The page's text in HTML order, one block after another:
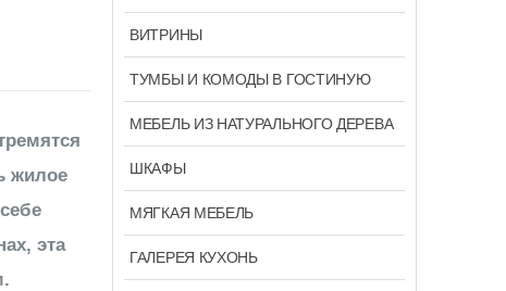
жилое
эта
ВИТРИНЫ
ТУМБЫ И КОМОДЫ В ГОСТИНУЮ
МЕБЕЛЬ ИЗ НАТУРАЛЬНОГО ДЕРЕВА
ШКАФЫ
МЯГКАЯ МЕБЕЛЬ
ГАЛЕРЕЯ КУХОНЬ